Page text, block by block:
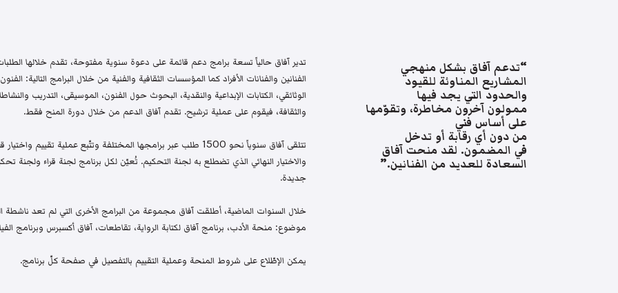
“تدعم آفاق بشكل منهجي
المشاريع المناوئة للقيود
والحدود التي يجد فيها
ممولون آخرون مخاطرة، وتقوّمها
على أساس فني
من دون أي رقابة أو تدخل
في المضمون. لقد منحت آفاق
السعادة للعديد من الفنانين.”
تدير آفاق حالياً تسعة برامج دعم قائمة على دعوة سنوية مفتوحة، تقدم خلالها
الفنانين والفنانات الأفراد كما المؤسسات الثقافية والفنية من خلال البرامج التالية:
الوثائقي، الكتابات الإبداعية والنقدية، البحوث حول الفنون، الموسيقى، التدريب
والثقافة، فيقوم على عملية ترشيح. تقدم آفاق الدعم من خلال دورة المنح فقط.
تتلقى آفاق سنوياً نحو 1500 طلب عبر برامجها المختلفة وتتّبع عملية
والاختيار النهائي الذي تضطلع به لجنة التحكيم. تُعيّن لكل برنامج لجنة قراء
جديدة.
خلال السنوات الماضية، أطلقت آفاق مجموعة من البرامج الأخرى التي لم تعد ناشطة
موضوع: منحة الأدب، برنامج آفاق لكتابة الرواية، تقاطعات، آفاق أكسبرس وبرنامج
يمكن الإطّلاع على شروط المنحة وعملية التقييم بالتفصيل في صفحة كلّ برنامج.